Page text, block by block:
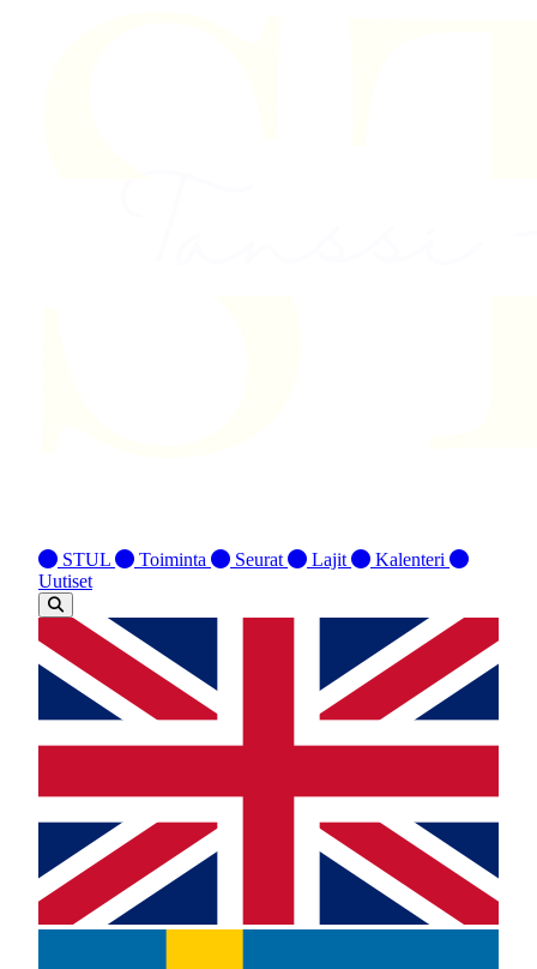
STUL Toiminta Seurat Lajit
Kalenteri
Uutiset